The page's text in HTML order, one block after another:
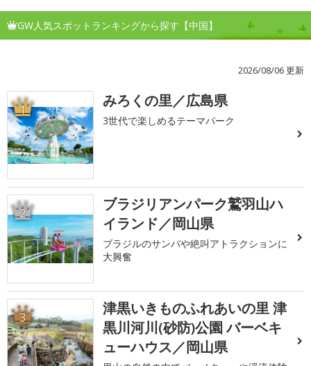
GW人気スポットランキングから探す【中国】
2026/08/06 更新
1 みろくの里／広島県
3世代で楽しめるテーマパーク
2
ブラジリアンパーク鷲羽山ハ
イランド／岡山県
ブラジルのサンバや絶叫アトラクションに
大興奮
3
津黒いきものふれあいの里 津
黒川河川(砂防)公園 バーベキ
ューハウス／岡山県